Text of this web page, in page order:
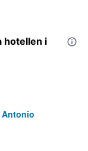
hotellen i
Antonio